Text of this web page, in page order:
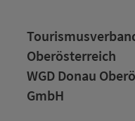
Oberösterreich
WGD Donau
GmbH